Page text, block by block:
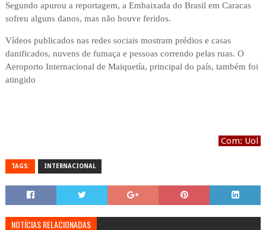
Segundo apurou a reportagem, a Embaixada do Brasil em Caracas
sofreu alguns danos, mas não houve feridos.
Vídeos publicados nas redes sociais mostram prédios e casas
danificados, nuvens de fumaça e pessoas correndo pelas ruas. O
Aeroporto Internacional de Maiquetía, principal do país, também foi
atingido
Com: Uol
TAGS: INTERNACIONAL
NOTÍCIAS RELACIONADAS